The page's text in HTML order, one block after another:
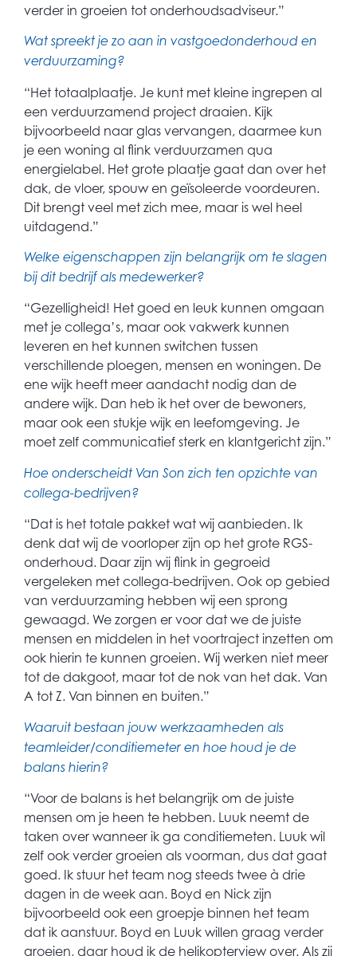
verder in groeien tot onderhoudsadviseur.”
Wat spreekt je zo aan in vastgoedonderhoud en
verduurzaming?
“Het totaalplaatje. Je kunt met kleine ingrepen al
een verduurzamend project draaien. Kijk
bijvoorbeeld naar glas vervangen, daarmee kun
je een woning al flink verduurzamen qua
energielabel. Het grote plaatje gaat dan over het
dak, de vloer, spouw en geïsoleerde voordeuren.
Dit brengt veel met zich mee, maar is wel heel
uitdagend.”
Welke eigenschappen zijn belangrijk om te slagen
bij dit bedrijf als medewerker?
“Gezelligheid! Het goed en leuk kunnen omgaan
met je collega’s, maar ook vakwerk kunnen
leveren en het kunnen switchen tussen
verschillende ploegen, mensen en woningen. De
ene wijk heeft meer aandacht nodig dan de
andere wijk. Dan heb ik het over de bewoners,
maar ook een stukje wijk en leefomgeving. Je
moet zelf communicatief sterk en klantgericht zijn.”
Hoe onderscheidt Van Son zich ten opzichte van
collega-bedrijven?
“Dat is het totale pakket wat wij aanbieden. Ik
denk dat wij de voorloper zijn op het grote RGS-
onderhoud. Daar zijn wij flink in gegroeid
vergeleken met collega-bedrijven. Ook op gebied
van verduurzaming hebben wij een sprong
gewaagd. We zorgen er voor dat we de juiste
mensen en middelen in het voortraject inzetten om
ook hierin te kunnen groeien. Wij werken niet meer
tot de dakgoot, maar tot de nok van het dak. Van
A tot Z. Van binnen en buiten.”
Waaruit bestaan jouw werkzaamheden als
teamleider/conditiemeter en hoe houd je de
balans hierin?
“Voor de balans is het belangrijk om de juiste
mensen om je heen te hebben. Luuk neemt de
taken over wanneer ik ga conditiemeten. Luuk wil
zelf ook verder groeien als voorman, dus dat gaat
goed. Ik stuur het team nog steeds twee à drie
dagen in de week aan. Boyd en Nick zijn
bijvoorbeeld ook een groepje binnen het team
dat ik aanstuur. Boyd en Luuk willen graag verder
groeien, daar houd ik de helikopterview over. Als zij